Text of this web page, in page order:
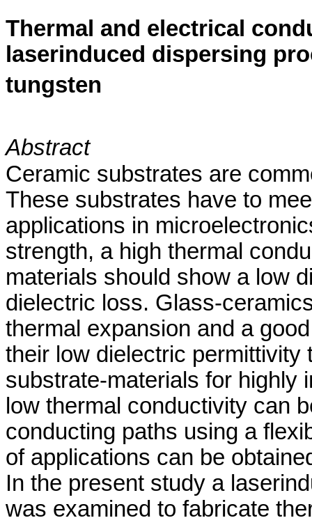
Thermal and electrical
laserinduced dispersing
tungsten
Abstract
Ceramic substrates are
These substrates have to
applications in
strength, a high thermal
materials should show a low
dielectric loss. Glass-
thermal expansion and a
their low dielectric
substrate-materials for highly
low thermal conductivity can
conducting paths using a
of applications can be
In the present study a
was examined to fabricate